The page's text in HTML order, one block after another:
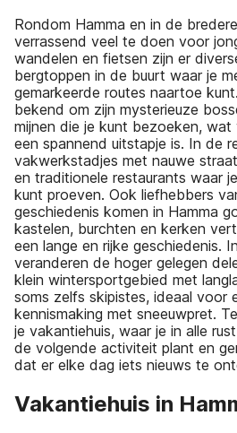
Rondom Hamma en in de
verrassend veel te doen voor
wandelen en fietsen zijn er
bergtoppen in de buurt waar je
gemarkeerde routes naartoe
bekend om zijn mysterieuze
mijnen die je kunt bezoeken,
een spannend uitstapje is. In de
vakwerkstadjes met nauwe
en traditionele restaurants waar
kunt proeven. Ook liefhebbers
geschiedenis komen in Hamma
kastelen, burchten en kerken
een lange en rijke geschiedenis.
veranderen de hoger gelegen
klein wintersportgebied met
soms zelfs skipistes, ideaal voor
kennismaking met sneeuwpret.
je vakantiehuis, waar je in alle
de volgende activiteit plant en
dat er elke dag iets nieuws te
Vakantiehuis in